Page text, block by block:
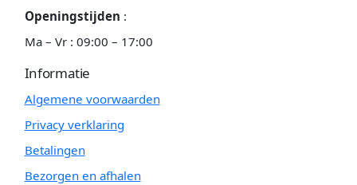
Openingstijden :
Ma – Vr : 09:00 – 17:00
Informatie
Algemene voorwaarden
Privacy verklaring
Betalingen
Bezorgen en afhalen